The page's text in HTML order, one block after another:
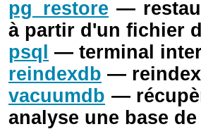
pg_restore —
à partir d'un fichier
psql — terminal
reindexdb —
vacuumdb —
analyse une base